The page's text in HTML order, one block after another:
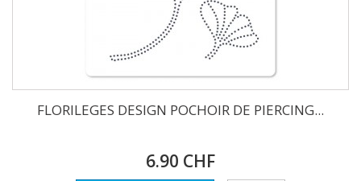
FLORILEGES DESIGN POCHOIR DE PIERCING...
6.90 CHF